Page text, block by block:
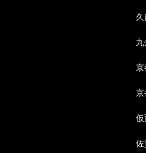
京
京
仮
佐